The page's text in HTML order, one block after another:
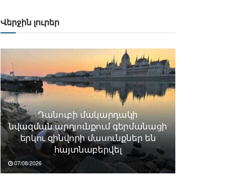
Վերջին լուրեր
Դանուբի մակարդակի
նվազման արդյունքում գերմանացի
երկու զինվորի մասունքներ են
հայտնաբերվել
07/08/2026